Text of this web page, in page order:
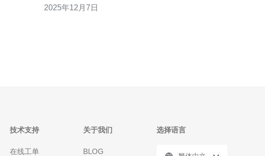
服务能够为企业带来显著的优势。 越南cn2服务有什
2025年12月7日
技术支持
在线工单
关于我们
BLOG
选择语言